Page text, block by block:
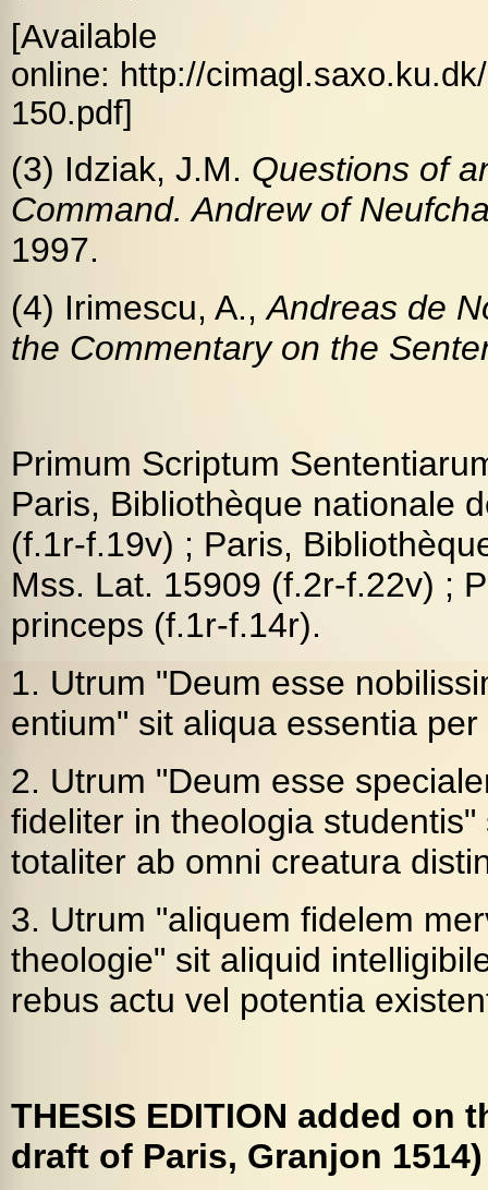
[Available
online: http://
150.pdf]
(3) Idziak, J.M. Questions of
Command. Andrew of
1997.
(4) Irimescu, A.,Andreas de
the Commentaryon the
Primum Scriptum
Paris, Bibliothèque nationale
(f.1r-f.19v) ; Paris,
Mss. Lat. 15909 (f.2r-f.22v) ;
princeps (f.1r-f.14r).
1. Utrum "Deum esse
entium" sit aliqua essentia
2. Utrum "Deum esse
fideliter in theologia
totaliter ab omni creatura
3. Utrum "aliquem fidelem
theologie" sit aliquid
rebus actu vel potentia
THESIS EDITION added on
draft of Paris, Granjon 1514)